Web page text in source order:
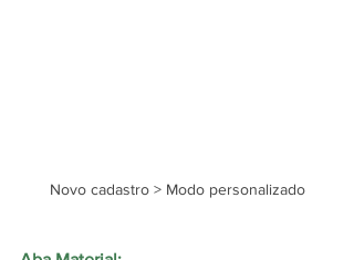
Novo cadastro > Modo personalizado